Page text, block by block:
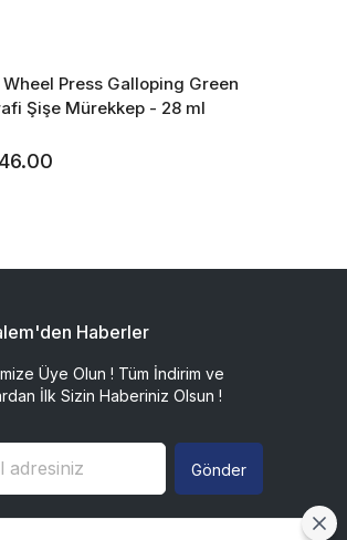
Wheel Press Galloping Green
Şişe Mürekkep - 28 ml
Haberler
Üye Olun ! Tüm İndirim ve
İlk Sizin Haberiniz Olsun !
Gönder